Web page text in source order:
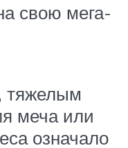
свою мега-
тяжелым
меча или
означало